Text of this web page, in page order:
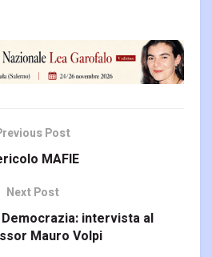
Post
MAFIE
Next Post
intervista al
Mauro Volpi